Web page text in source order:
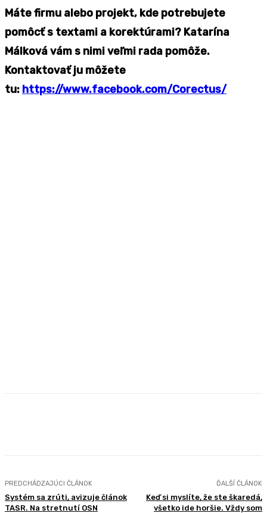
Máte firmu alebo projekt, kde potrebujete
pomôcť s textami a korektúrami? Katarína
Málková vám s nimi veľmi rada pomôže.
Kontaktovať ju môžete
tu: https://www.facebook.com/Corectus/
PREDCHÁDZAJÚCI ČLÁNOK
Systém sa zrúti, avizuje článok
TASR. Na stretnutí OSN
ĎALŠÍ ČLÁNOK
Keď si myslíte, že ste škaredá,
všetko ide horšie. Vždy som